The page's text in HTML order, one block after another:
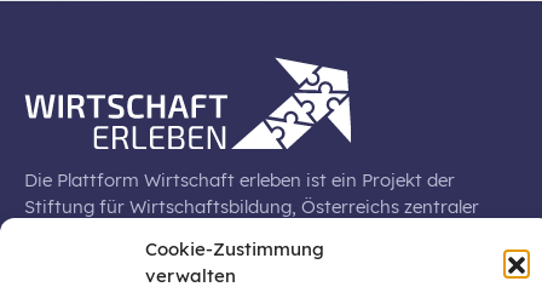
Cookie-Zustimmung
verwalten
Die Plattform Wirtschaft erleben ist ein Projekt der
Stiftung für Wirtschaftsbildung, Österreichs zentraler
lebensweltbezogenen und verantwortungsvollen
Wirtschaftsbildung in der schulischen Allgemeinbildung